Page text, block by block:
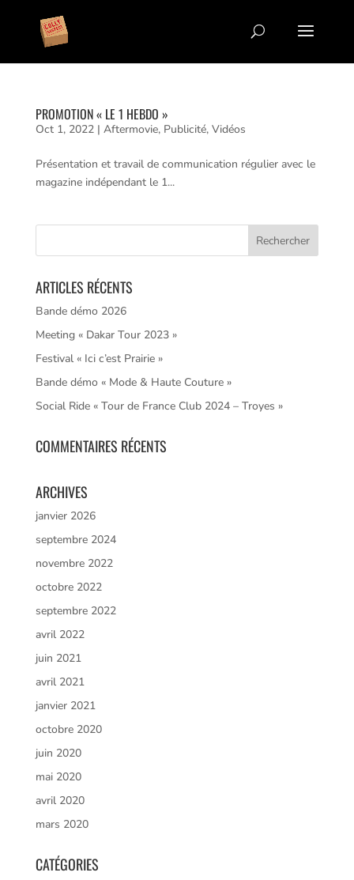
PROMOTION « LE 1 HEBDO »
Oct 1, 2022| Aftermovie, Publicité, Vidéos
Présentation et travail de communication régulier avec le
magazine indépendant le 1...
ARTICLES RÉCENTS
Bande démo 2026
Meeting « Dakar Tour 2023 »
Festival « Ici c’est Prairie »
Bande démo « Mode & Haute Couture »
Social Ride « Tour de France Club 2024 – Troyes »
COMMENTAIRES RÉCENTS
ARCHIVES
janvier 2026
septembre 2024
novembre 2022
octobre 2022
septembre 2022
avril 2022
juin 2021
avril 2021
janvier 2021
octobre 2020
juin 2020
mai 2020
avril 2020
mars 2020
CATÉGORIES